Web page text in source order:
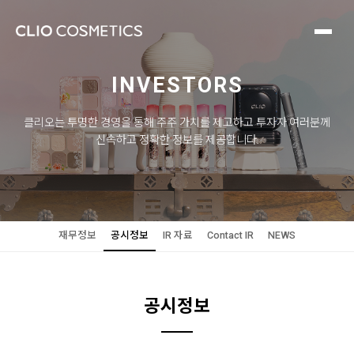
INVESTORS
클리오는 투명한 경영을 통해 주주 가치를 제고하고 투자자 여러분께
신속하고 정확한 정보를 제공합니다.
재무정보 공시정보 IR 자료 Contact IR NEWS
공시정보